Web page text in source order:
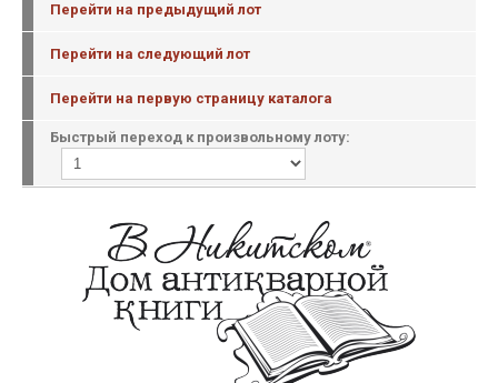
Перейти на предыдущий лот
Перейти на следующий лот
Перейти на первую страницу каталога
Быстрый переход к произвольному лоту: